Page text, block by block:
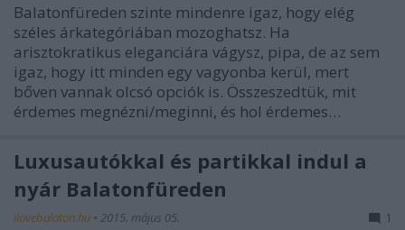
Balatonfüreden szinte mindenre igaz, hogy elég
széles árkategóriában mozoghatsz. Ha
arisztokratikus eleganciára vágysz, pipa, de az sem
igaz, hogy itt minden egy vagyonba kerül, mert
bőven vannak olcsó opciók is. Összeszedtük, mit
érdemes megnézni/meginni, és hol érdemes…
Luxusautókkal és partikkal indul a
nyár Balatonfüreden
ilovebalaton.hu • 2015. május 05. 1